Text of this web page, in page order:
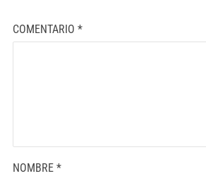
COMENTARIO *
NOMBRE *